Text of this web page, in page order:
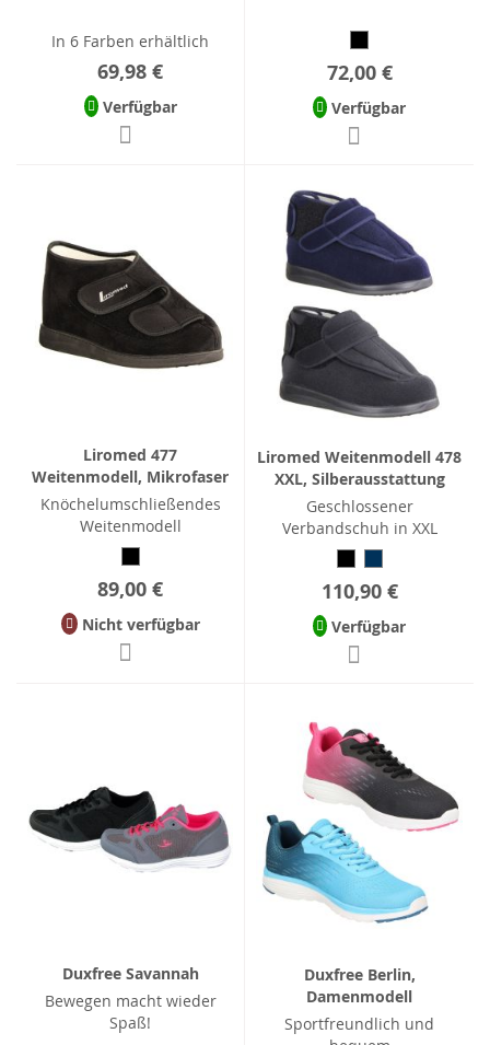
In 6 Farben erhältlich
69,98 €
Verfügbar
72,00 €
Verfügbar
Liromed 477
Weitenmodell, Mikrofaser
Knöchelumschließendes
Weitenmodell
89,00 €
Nicht verfügbar
Liromed Weitenmodell 478
XXL, Silberausstattung
Geschlossener
Verbandschuh in XXL
110,90 €
Verfügbar
Duxfree Savannah
Bewegen macht wieder
Spaß!
Duxfree Berlin,
Damenmodell
Sportfreundlich und